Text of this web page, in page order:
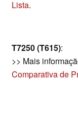
Lista.
T7250 (T615):
>> Mais
Comparativa de